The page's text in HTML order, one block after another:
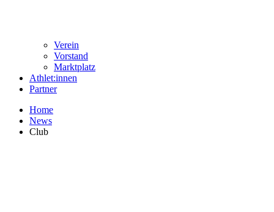
Ver­ein
Vor­stand
Markt­platz
Athlet:innen
Part­ner
Home
News
Club